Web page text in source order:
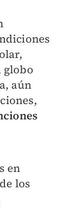
globo
aún
en
los